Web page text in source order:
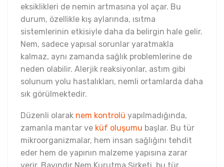
eksiklikleri de nemin artmasına yol açar. Bu
durum, özellikle kış aylarında, ısıtma
sistemlerinin etkisiyle daha da belirgin hale gelir.
Nem, sadece yapısal sorunlar yaratmakla
kalmaz, aynı zamanda sağlık problemlerine de
neden olabilir. Alerjik reaksiyonlar, astım gibi
solunum yolu hastalıkları, nemli ortamlarda daha
sık görülmektedir.
Düzenli olarak nem kontrolü yapılmadığında,
zamanla mantar ve küf oluşumu başlar. Bu tür
mikroorganizmalar, hem insan sağlığını tehdit
eder hem de yapının malzeme yapısına zarar